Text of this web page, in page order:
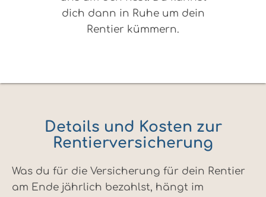
dich dann in Ruhe um dein
Rentier kümmern.
Details und Kosten zur
Rentierversicherung
Was du für die Versicherung für dein Rentier
am Ende jährlich bezahlst, hängt im